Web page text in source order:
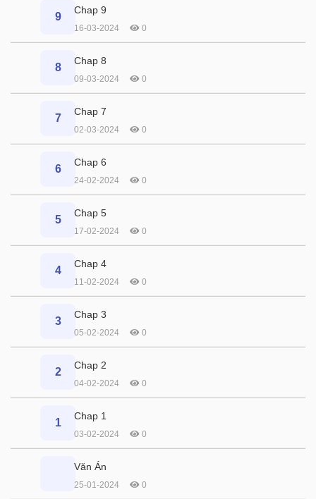
9
Chap 9
16-03-2024 0
8
Chap 8
09-03-2024 0
7
Chap 7
02-03-2024 0
6
Chap 6
24-02-2024 0
5
Chap 5
17-02-2024 0
4
Chap 4
11-02-2024 0
3
Chap 3
05-02-2024 0
2
Chap 2
04-02-2024 0
1
Chap 1
03-02-2024 0
Văn Án
25-01-2024 0